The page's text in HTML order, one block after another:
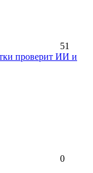
51
проверит ИИ и
0